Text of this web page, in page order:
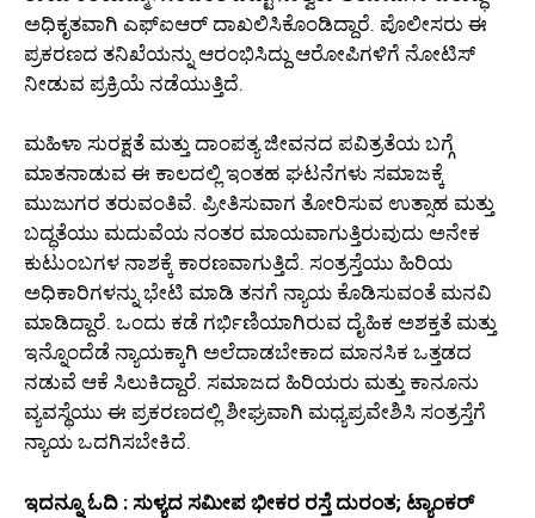
ಅಧಿಕೃತವಾಗಿ ಎಫ್ಐಆರ್ ದಾಖಲಿಸಿಕೊಂಡಿದ್ದಾರೆ. ಪೊಲೀಸರು ಈ
ಪ್ರಕರಣದ ತನಿಖೆಯನ್ನು ಆರಂಭಿಸಿದ್ದು ಆರೋಪಿಗಳಿಗೆ ನೋಟಿಸ್
ನೀಡುವ ಪ್ರಕ್ರಿಯೆ ನಡೆಯುತ್ತಿದೆ.
ಮಹಿಳಾ ಸುರಕ್ಷತೆ ಮತ್ತು ದಾಂಪತ್ಯ ಜೀವನದ ಪವಿತ್ರತೆಯ ಬಗ್ಗೆ
ಮಾತನಾಡುವ ಈ ಕಾಲದಲ್ಲಿ ಇಂತಹ ಘಟನೆಗಳು ಸಮಾಜಕ್ಕೆ
ಮುಜುಗರ ತರುವಂತಿವೆ. ಪ್ರೀತಿಸುವಾಗ ತೋರಿಸುವ ಉತ್ಸಾಹ ಮತ್ತು
ಬದ್ಧತೆಯು ಮದುವೆಯ ನಂತರ ಮಾಯವಾಗುತ್ತಿರುವುದು ಅನೇಕ
ಕುಟುಂಬಗಳ ನಾಶಕ್ಕೆ ಕಾರಣವಾಗುತ್ತಿದೆ. ಸಂತ್ರಸ್ತೆಯು ಹಿರಿಯ
ಅಧಿಕಾರಿಗಳನ್ನು ಭೇಟಿ ಮಾಡಿ ತನಗೆ ನ್ಯಾಯ ಕೊಡಿಸುವಂತೆ ಮನವಿ
ಮಾಡಿದ್ದಾರೆ. ಒಂದು ಕಡೆ ಗರ್ಭಿಣಿಯಾಗಿರುವ ದೈಹಿಕ ಅಶಕ್ತತೆ ಮತ್ತು
ಇನ್ನೊಂದೆಡೆ ನ್ಯಾಯಕ್ಕಾಗಿ ಅಲೆದಾಡಬೇಕಾದ ಮಾನಸಿಕ ಒತ್ತಡದ
ನಡುವೆ ಆಕೆ ಸಿಲುಕಿದ್ದಾರೆ. ಸಮಾಜದ ಹಿರಿಯರು ಮತ್ತು ಕಾನೂನು
ವ್ಯವಸ್ಥೆಯು ಈ ಪ್ರಕರಣದಲ್ಲಿ ಶೀಘ್ರವಾಗಿ ಮಧ್ಯಪ್ರವೇಶಿಸಿ ಸಂತ್ರಸ್ತೆಗೆ
ನ್ಯಾಯ ಒದಗಿಸಬೇಕಿದೆ.
ಇದನ್ನೂ ಓದಿ : ಸುಳ್ಯದ ಸಮೀಪ ಭೀಕರ ರಸ್ತೆ ದುರಂತ; ಟ್ಯಾಂಕರ್